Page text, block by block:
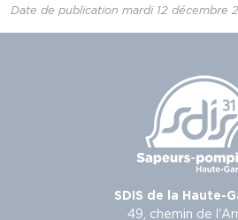
Date de publication mardi 12 décembre
SDIS de la Haute-
49, chemin de